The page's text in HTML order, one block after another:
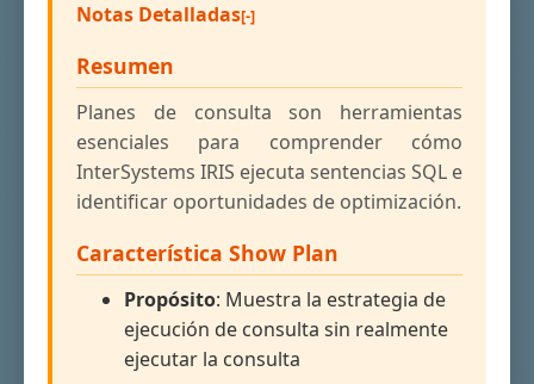
Notas Detalladas
Resumen
Planes de consulta son herramientas
esenciales para comprender cómo
InterSystems IRIS ejecuta sentencias SQL e
identificar oportunidades de optimización.
Característica Show Plan
Propósito: Muestra la estrategia de
ejecución de consulta sin realmente
ejecutar la consulta